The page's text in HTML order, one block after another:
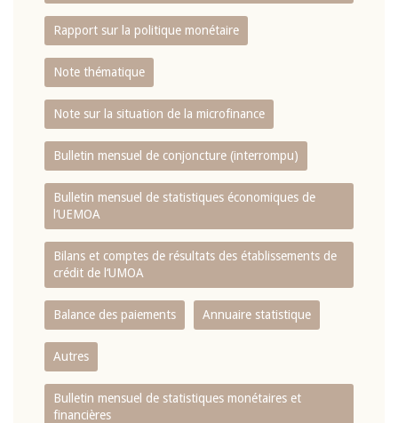
Rapport sur la politique monétaire
Note thématique
Note sur la situation de la microfinance
Bulletin mensuel de conjoncture (interrompu)
Bulletin mensuel de statistiques économiques de
l‘UEMOA
Bilans et comptes de résultats des établissements de
crédit de l‘UMOA
Balance des paiements Annuaire statistique
Autres
Bulletin mensuel de statistiques monétaires et
financières